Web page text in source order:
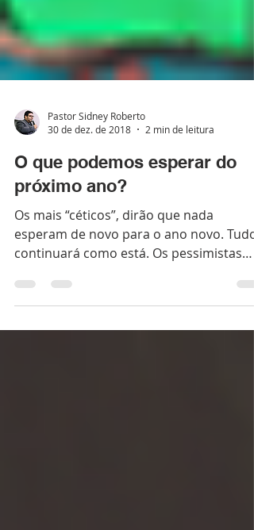
Pastor Sidney Roberto
30 de dez. de 2018
2 min de leitura
O que podemos esperar do
próximo ano?
Os mais “céticos”, dirão que nada
esperam de novo para o ano novo. Tudo